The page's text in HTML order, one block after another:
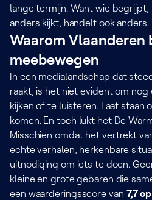
lange termijn. Want wie begrijpt,
anders kijkt, handelt ook anders.
Waarom
meebewegen
In een medialandschap dat
raakt, is het niet evident om
kijken of te luisteren. Laat staan
komen. En toch lukt het De
Misschien omdat het vertrekt
echte verhalen, herkenbare
uitnodiging om iets te doen.
kleine en grote gebaren die
een waarderingsscore van 7,7